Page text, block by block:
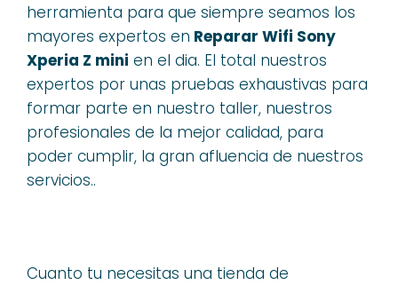
herramienta para que siempre seamos los
mayores expertos en Reparar Wifi Sony
Xperia Z mini en el dia. El total nuestros
expertos por unas pruebas exhaustivas para
formar parte en nuestro taller, nuestros
profesionales de la mejor calidad, para
poder cumplir, la gran afluencia de nuestros
servicios..
Cuanto tu necesitas una tienda de